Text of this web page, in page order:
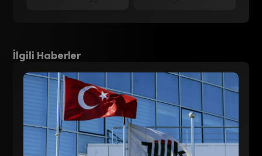
İlgili Haberler